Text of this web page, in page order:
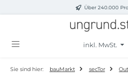
Zum Hauptinhalt springenÜber 240.000
inkl. MwSt.
Sie sind hier: bauMarkt secTor